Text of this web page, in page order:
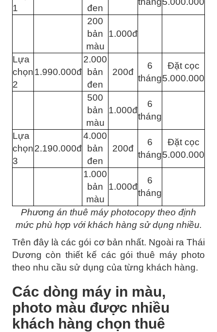
1
đen
200
bản
màu
1.000đ
Lựa
chọn
2
1.990.000đ
2.000
bản
đen
200đ
6
tháng
Đặt cọc
5.000.000
500
bản
màu
1.000đ
6
tháng
Lựa
chọn
3
2.190.000đ
4.000
bản
đen
200đ
6
tháng
Đặt cọc
5.000.000
1.000
bản
màu
1.000đ
6
tháng
Phương án thuê máy photocopy theo định
mức phù hợp với khách hàng sử dụng nhiều.
Trên đây là các gói cơ bản nhất. Ngoài ra Thái
Dương còn thiết kế các gói thuê máy photo
theo nhu cầu sử dụng của từng khách hàng.
Các dòng máy in màu,
photo màu được nhiều
khách hàng chọn thuê